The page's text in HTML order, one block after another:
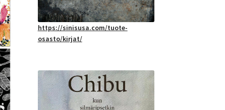
https://sinisusa.com/tuote-
osasto/kirjat/